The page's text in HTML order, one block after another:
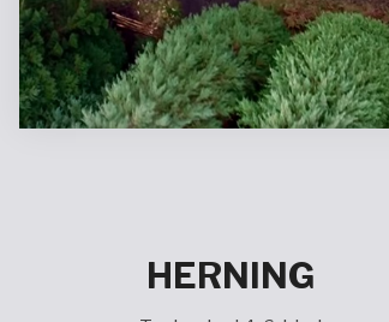
HERNING